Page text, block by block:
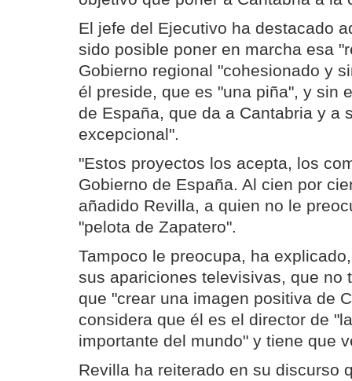
El jefe del Ejecutivo ha destacado
sido posible poner en marcha esa
Gobierno regional "cohesionado y
él preside, que es "una piña", y sin
de España, que da a Cantabria y a
excepcional".
"Estos proyectos los acepta, los
Gobierno de España. Al cien por
añadido Revilla, a quien no le
"pelota de Zapatero".
Tampoco le preocupa, ha
sus apariciones televisivas, que no
que "crear una imagen positiva de
considera que él es el director de
importante del mundo" y tiene que
Revilla ha reiterado en su discurso